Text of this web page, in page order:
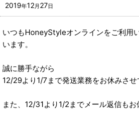
2019年12月 27日
いつもHoneyStyleオンラインをご利用
います。
誠に勝手ながら
12/29より1/7まで発送業務をお休みさせ
また、12/31より1/2までメール返信もお